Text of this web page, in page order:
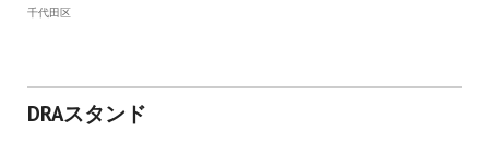
千代田区
DRAスタンド